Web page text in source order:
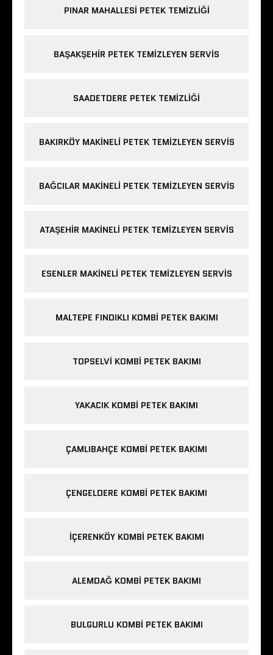
PINAR MAHALLESI PETEK TEMIZLIĞI
BAŞAKŞEHIR PETEK TEMIZLEYEN SERVIS
SAADETDERE PETEK TEMIZLIĞI
BAKIRKÖY MAKINELI PETEK TEMIZLEYEN SERVIS
BAĞCILAR MAKINELI PETEK TEMIZLEYEN SERVIS
ATAŞEHIR MAKINELI PETEK TEMIZLEYEN SERVIS
ESENLER MAKINELI PETEK TEMIZLEYEN SERVIS
MALTEPE FINDIKLI KOMBI PETEK BAKIMI
TOPSELVI KOMBI PETEK BAKIMI
YAKACIK KOMBI PETEK BAKIMI
ÇAMLIBAHÇE KOMBI PETEK BAKIMI
ÇENGELDERE KOMBI PETEK BAKIMI
IÇERENKÖY KOMBI PETEK BAKIMI
ALEMDAĞ KOMBI PETEK BAKIMI
BULGURLU KOMBI PETEK BAKIMI